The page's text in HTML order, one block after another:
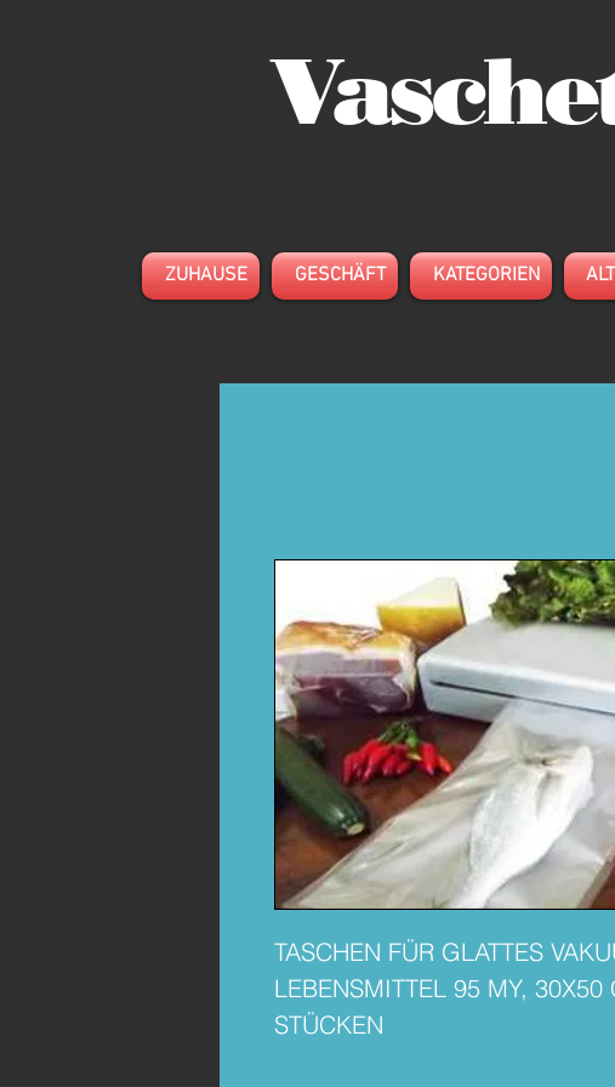
ZUHAUSE GESCHÄFT KATEGORIEN
TASCHEN FÜR GLATTES
LEBENSMITTEL 95 MY,
STÜCKEN